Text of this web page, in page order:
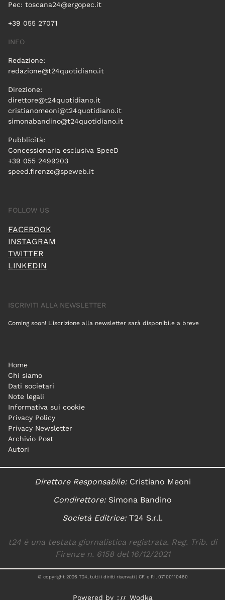
Pec: toscana24@ergopec.it
+39 055 27071
INFO
Redazione:
redazione@t24quotidiano.it
Direzione:
direttore@t24quotidiano.it
cristianomeoni@t24quotidiano.it
simonabandino@t24quotidiano.it
Pubblicità:
Concessionaria esclusiva SpeeD
+39 055 2499203
speed.firenze@speweb.it
FOLLOW US
FACEBOOK
INSTAGRAM
TWITTER
LINKEDIN
ISCRIVITI ALLA NEWSLETTER
Coming soon! L'iscrizione alla newsletter sarà disponibile a breve
Home
Chi siamo
Dati societari
Note legali
Informativa sui cookie
Privacy Policy
Privacy Newsletter
Archivio Post
Autori
Direttore Responsabile:Cristiano Meoni
Condirettore:Simona Bandino
Società Editrice:T24 S.r.l.
t24 è una testata giornalistica registrata. Reg. Trib. di
Firenze n. 6158 del 16/12/2021
© copyright 2026 T24, tutti i diritti riservati | CF. e P.I. 07100110480
Powered by Wodka